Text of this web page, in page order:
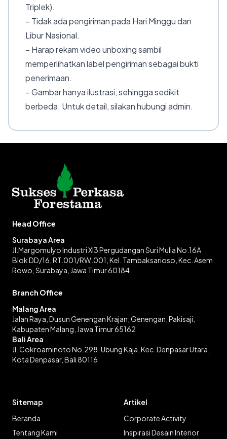
Triplek).
– Tidak ada pengiriman pada Hari Minggu dan
Libur Nasional.
– Harap rekam video unboxing sambil
memperlihatkan label pengiriman sebagai bukti
penerimaan.
– Gambar hanya ilustrasi, sehingga sedikit
berbeda. Untuk detail, silakan hubungi admin.
Head Office
Surabaya Area
Jl.Margomulyo Industri XI3 Pergudangan Suri Mulia No.16A
Blok DD/16, RT.001/RW.001, Kel. Tambaksarioso, Kec. Asem
Rowo, Surabaya, Jawa Timur 60184
Branch Office
Malang Area
Jalan Raya, Dusun Genengan Krajan, Genengan, Pakisaji,
Kabupaten Malang, Jawa Timur 65162
Bali Area
Jl. Cokroaminoto No.298, Ubung Kaja, Kec. Denpasar Utara,
Kota Denpasar, Bali 80116
Sitemap
Beranda
Tentang Kami
Artikel
Corporate Activity
Inspirasi Desain Interior